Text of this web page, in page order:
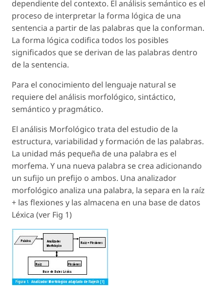
dependiente del contexto. El análisis semántico es el
proceso de interpretar la forma lógica de una
sentencia a partir de las palabras que la conforman.
La forma lógica codifica todos los posibles
significados que se derivan de las palabras dentro
de la sentencia.
Para el conocimiento del lenguaje natural se
requiere del análisis morfológico, sintáctico,
semántico y pragmático.
El análisis Morfológico trata del estudio de la
estructura, variabilidad y formación de las palabras.
La unidad más pequeña de una palabra es el
morfema. Y una nueva palabra se crea adicionando
un sufijo un prefijo o ambos. Una analizador
morfológico analiza una palabra, la separa en la raíz
+ las flexiones y las almacena en una base de datos
Léxica (ver Fig 1)